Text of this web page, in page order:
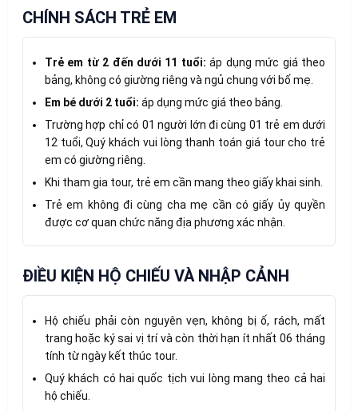
CHÍNH SÁCH TRẺ EM
Trẻ em từ 2 đến dưới 11 tuổi: áp dụng mức giá theo
bảng, không có giường riêng và ngủ chung với bố mẹ.
Em bé dưới 2 tuổi: áp dụng mức giá theo bảng.
Trường hợp chỉ có 01 người lớn đi cùng 01 trẻ em dưới
12 tuổi, Quý khách vui lòng thanh toán giá tour cho trẻ
em có giường riêng.
Khi tham gia tour, trẻ em cần mang theo giấy khai sinh.
Trẻ em không đi cùng cha mẹ cần có giấy ủy quyền
được cơ quan chức năng địa phương xác nhận.
ĐIỀU KIỆN HỘ CHIẾU VÀ NHẬP CẢNH
Hộ chiếu phải còn nguyên vẹn, không bị ố, rách, mất
trang hoặc ký sai vị trí và còn thời hạn ít nhất 06 tháng
tính từ ngày kết thúc tour.
Quý khách có hai quốc tịch vui lòng mang theo cả hai
hộ chiếu.